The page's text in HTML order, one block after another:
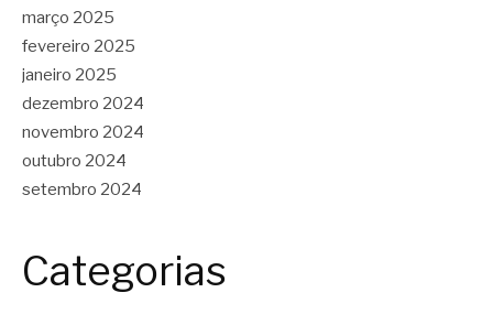
março 2025
fevereiro 2025
janeiro 2025
dezembro 2024
novembro 2024
outubro 2024
setembro 2024
Categorias